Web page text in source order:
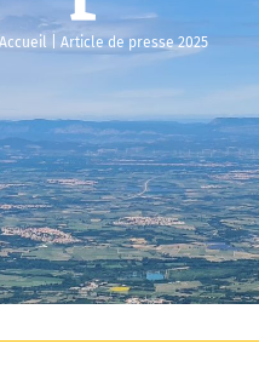
Accueil Article de presse 2025